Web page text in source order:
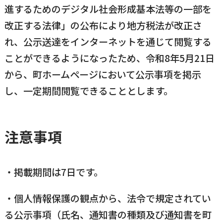
暮らしの便利帳「わかる」
自治体間連携
進するためのデジタル社会形成基本法等の一部を
改正する法律」の公布により地方税法が改正さ
れ、公示送達をインターネットを通じて閲覧する
ことができるようになったため、令和8年5月21日
から、町ホームページにおいて公示事項を掲示
し、一定期間閲覧できることとします。
注意事項
・掲載期間は7日です。
・個人情報保護の観点から、法令で規定されてい
る公示事項（氏名、通知書の種類及び通知書を町